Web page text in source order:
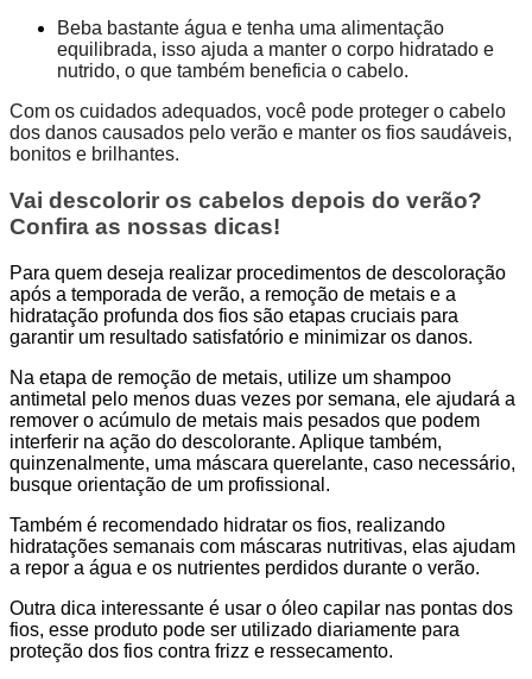
Beba bastante água e tenha uma alimentação
equilibrada, isso ajuda a manter o corpo hidratado e
nutrido, o que também beneficia o cabelo.
Com os cuidados adequados, você pode proteger o cabelo
dos danos causados pelo verão e manter os fios saudáveis,
bonitos e brilhantes.
Vai descolorir os cabelos depois do verão?
Confira as nossas dicas!
Para quem deseja realizar procedimentos de descoloração
após a temporada de verão, a remoção de metais e a
hidratação profunda dos fios são etapas cruciais para
garantir um resultado satisfatório e minimizar os danos.
Na etapa de remoção de metais, utilize um shampoo
antimetal pelo menos duas vezes por semana, ele ajudará a
remover o acúmulo de metais mais pesados que podem
interferir na ação do descolorante. Aplique também,
quinzenalmente, uma máscara querelante, caso necessário,
busque orientação de um profissional.
Também é recomendado hidratar os fios, realizando
hidratações semanais com máscaras nutritivas, elas ajudam
a repor a água e os nutrientes perdidos durante o verão.
Outra dica interessante é usar o óleo capilar nas pontas dos
fios, esse produto pode ser utilizado diariamente para
proteção dos fios contra frizz e ressecamento.